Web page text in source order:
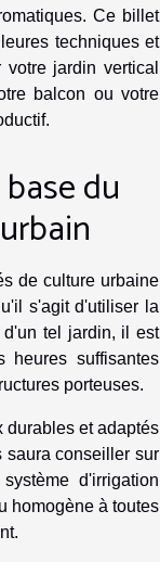
Ce billet
techniques et
jardin vertical
balcon ou votre
du
de culture urbaine
s'agit d'utiliser la
tel jardin, il est
heures suffisantes
porteuses.
durables et adaptés
saura conseiller sur
d'irrigation
homogène à toutes